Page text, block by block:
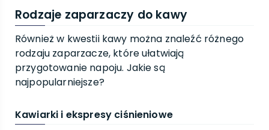
Rodzaje zaparzaczy do kawy
Również w kwestii kawy można znaleźć różnego
rodzaju zaparzacze, które ułatwiają
przygotowanie napoju. Jakie są
najpopularniejsze?
Kawiarki i ekspresy ciśnieniowe